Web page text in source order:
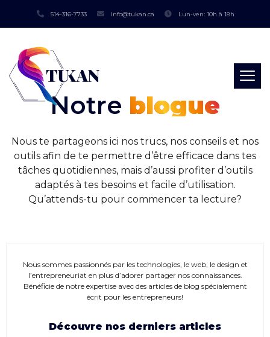
514-316-7733 info@tukan.ca Lun-ven: 10h à 18h
Notre blogue
Nous te partageons ici nos trucs, nos conseils et nos
outils afin de te permettre d’être efficace dans tes
tâches quotidiennes, mais d’aussi profiter d’outils
adaptés à tes besoins et facile d’utilisation.
Qu’attends-tu pour commencer ta lecture?
Nous sommes passionnés par les technologies, le web, le design et
l’entrepreneuriat en plus d’adorer partager nos connaissances.
Bénéficie de notre expertise avec des articles de blog spécialement
écrit pour les entrepreneurs!
Découvre nos derniers articles